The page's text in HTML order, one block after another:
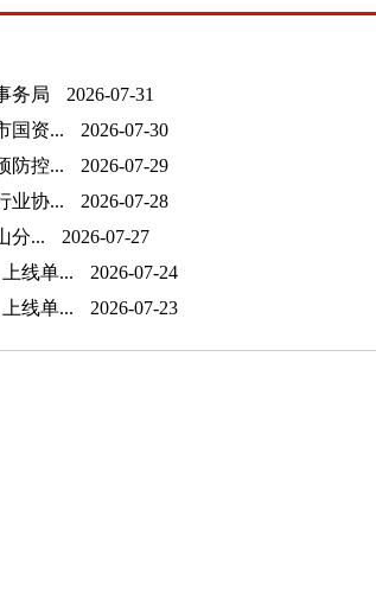
务局
2026-07-31
国资...
2026-07-30
防控...
2026-07-29
业协...
2026-07-28
分...
2026-07-27
线单...
2026-07-24
线单...
2026-07-23